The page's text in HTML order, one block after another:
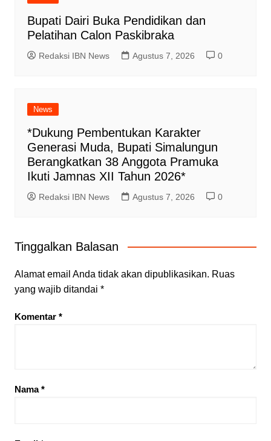
Bupati Dairi Buka Pendidikan dan
Pelatihan Calon Paskibraka
Redaksi IBN News Agustus 7, 2026 0
News
*Dukung Pembentukan Karakter
Generasi Muda, Bupati Simalungun
Berangkatkan 38 Anggota Pramuka
Ikuti Jamnas XII Tahun 2026*
Redaksi IBN News Agustus 7, 2026 0
Tinggalkan Balasan
Alamat email Anda tidak akan dipublikasikan. Ruas
yang wajib ditandai *
Komentar *
Nama*